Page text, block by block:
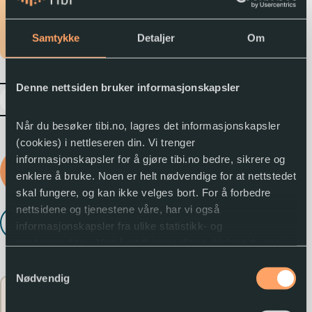
Samtykke Detaljer Om
Denne nettsiden bruker informasjonskapsler
Når du besøker tibi.no, lagres det informasjonskapsler
(cookies) i nettleseren din. Vi trenger
informasjonskapsler for å gjøre tibi.no bedre, sikrere og
enklere å bruke. Noen er helt nødvendige for at nettstedet
skal fungere, og kan ikke velges bort. For å forbedre
nettsidene og tjenestene våre, har vi også
informasjonskapsler fra ulike statistikk- og
Nødvendig
Bokmål
Logg inn for å låne
lydboka
Lytt til utdrag play_arrow